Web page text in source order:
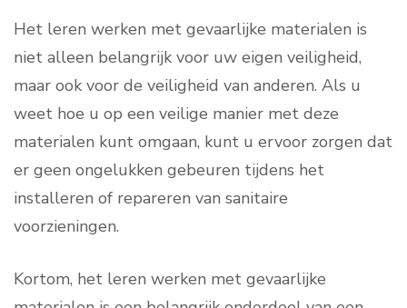
Het leren werken met gevaarlijke materialen is
niet alleen belangrijk voor uw eigen veiligheid,
maar ook voor de veiligheid van anderen. Als u
weet hoe u op een veilige manier met deze
materialen kunt omgaan, kunt u ervoor zorgen dat
er geen ongelukken gebeuren tijdens het
installeren of repareren van sanitaire
voorzieningen.
Kortom, het leren werken met gevaarlijke